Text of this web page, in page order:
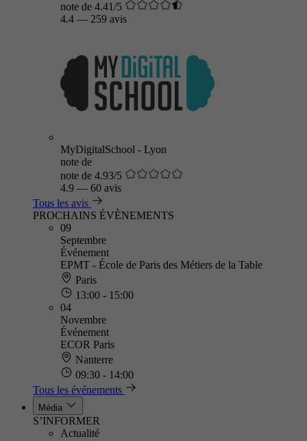
note de 4.41/5
4.4 — 259 avis
MyDigitalSchool - Lyon
note de
note de 4.93/5
4.9 — 60 avis
Tous les avis
PROCHAINS ÉVÈNEMENTS
09
Septembre
Événement
EPMT - École de Paris des Métiers de la Table
Paris
13:00 - 15:00
04
Novembre
Événement
ECOR Paris
Nanterre
09:30 - 14:00
Tous les événements
Média
S’INFORMER
Actualité